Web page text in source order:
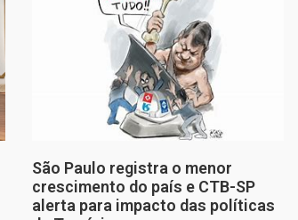
São Paulo registra o menor
crescimento do país e CTB-SP
alerta para impacto das políticas